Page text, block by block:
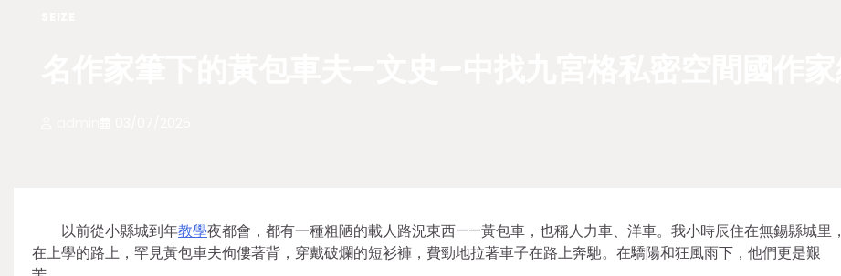
以前從小縣城到年教學夜都會，都有一種粗陋的載人路況東西——黃包車，也稱人力車、洋車。我小時辰住在無錫縣城里，
在上學的路上，罕見黃包車夫佝僂著背，穿戴破爛的短衫褲，費勁地拉著車子在路上奔馳。在驕陽和狂風雨下，他們更是艱